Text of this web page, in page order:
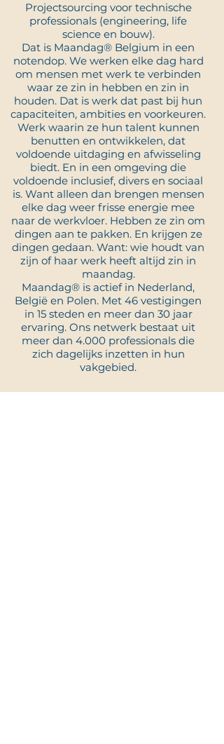
Projectsourcing voor technische
professionals (engineering, life
science en bouw).
Dat is Maandag® Belgium in een
notendop. We werken elke dag hard
om mensen met werk te verbinden
waar ze zin in hebben en zin in
houden. Dat is werk dat past bij hun
capaciteiten, ambities en voorkeuren.
Werk waarin ze hun talent kunnen
benutten en ontwikkelen, dat
voldoende uitdaging en afwisseling
biedt. En in een omgeving die
voldoende inclusief, divers en sociaal
is. Want alleen dan brengen mensen
elke dag weer frisse energie mee
naar de werkvloer. Hebben ze zin om
dingen aan te pakken. En krijgen ze
dingen gedaan. Want: wie houdt van
zijn of haar werk heeft altijd zin in
maandag.
Maandag® is actief in Nederland,
België en Polen. Met 46 vestigingen
in 15 steden en meer dan 30 jaar
ervaring. Ons netwerk bestaat uit
meer dan 4.000 professionals die
zich dagelijks inzetten in hun
vakgebied.